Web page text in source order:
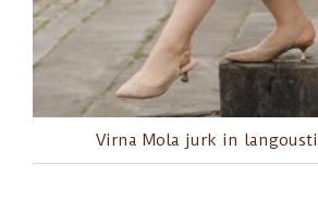
Virna Mola jurk in